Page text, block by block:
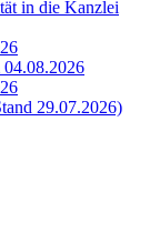
in die Kanzlei
29.07.2026)